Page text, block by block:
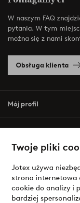
Twoje pliki
Jotex używa
strona internetowa
cookie do analizy i
bardziej
W naszym FAQ
pytania. W tym
można się z nami
Obsługa klienta
Mój profil
Warunki